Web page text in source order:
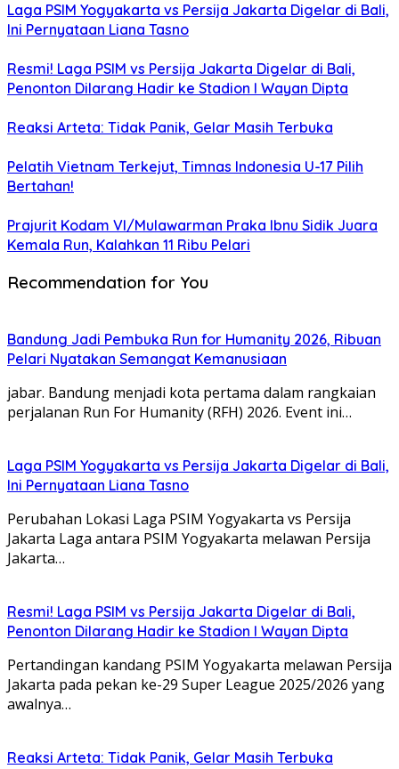
Laga PSIM Yogyakarta vs Persija Jakarta Digelar di Bali,
Ini Pernyataan Liana Tasno
Resmi! Laga PSIM vs Persija Jakarta Digelar di Bali,
Penonton Dilarang Hadir ke Stadion I Wayan Dipta
Reaksi Arteta: Tidak Panik, Gelar Masih Terbuka
Pelatih Vietnam Terkejut, Timnas Indonesia U-17 Pilih
Bertahan!
Prajurit Kodam VI/Mulawarman Praka Ibnu Sidik Juara
Kemala Run, Kalahkan 11 Ribu Pelari
Recommendation for You
Bandung Jadi Pembuka Run for Humanity 2026, Ribuan
Pelari Nyatakan Semangat Kemanusiaan
jabar. Bandung menjadi kota pertama dalam rangkaian
perjalanan Run For Humanity (RFH) 2026. Event ini…
Laga PSIM Yogyakarta vs Persija Jakarta Digelar di Bali,
Ini Pernyataan Liana Tasno
Perubahan Lokasi Laga PSIM Yogyakarta vs Persija
Jakarta Laga antara PSIM Yogyakarta melawan Persija
Jakarta…
Resmi! Laga PSIM vs Persija Jakarta Digelar di Bali,
Penonton Dilarang Hadir ke Stadion I Wayan Dipta
Pertandingan kandang PSIM Yogyakarta melawan Persija
Jakarta pada pekan ke-29 Super League 2025/2026 yang
awalnya…
Reaksi Arteta: Tidak Panik, Gelar Masih Terbuka